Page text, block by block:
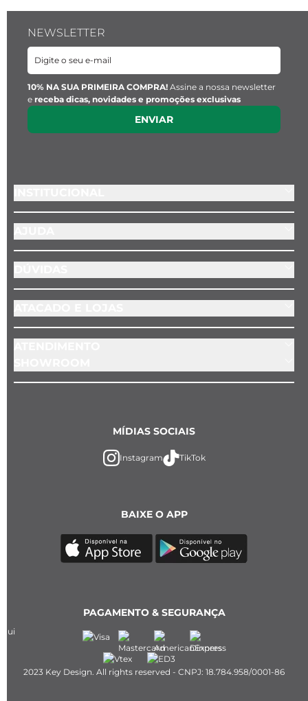
NEWSLETTER
10% NA SUA PRIMEIRA COMPRA! Assine a nossa newsletter
e receba dicas, novidades e promoções exclusivas
ENVIAR
BAIXE O APP
MÍDIAS SOCIAIS
Instagram TikTok
PAGAMENTO & SEGURANÇA
2023 Key Design. All rights reserved - CNPJ: 18.784.958/0001-86